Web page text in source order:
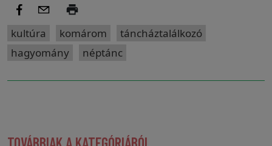
kultúra komárom
táncháztalálkozó
hagyomány
néptánc
TOVÁBBIAK A KATEGÓRIÁBÓL